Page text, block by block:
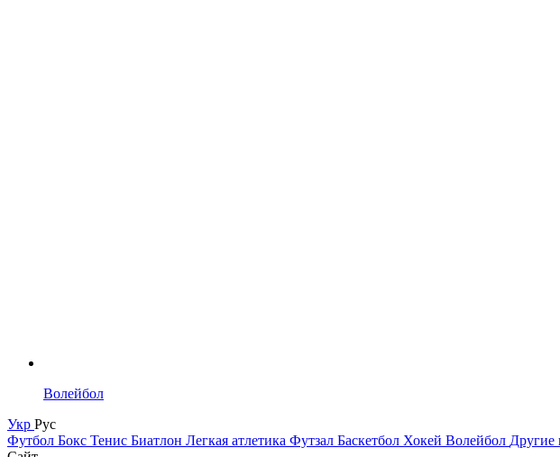
Волейбол
Укр Рус
Футбол Бокс Тенис Биатлон Легкая атлетика Футзал Баскетбол Хокей Волейбол Другие